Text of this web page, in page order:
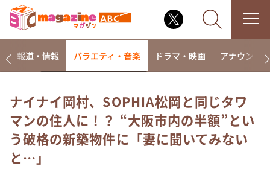
なるみ・岡村の過ぎるTV
相席食堂
これ余談なんですけど・・・
報道・情報 バラエティ・音楽 ドラマ・映画 アナウンサー
ナイナイ岡村、SOPHIA松岡と同じタワ
マンの住人に！？ “大阪市内の半額”とい
う破格の新築物件に「妻に聞いてみない
と…」